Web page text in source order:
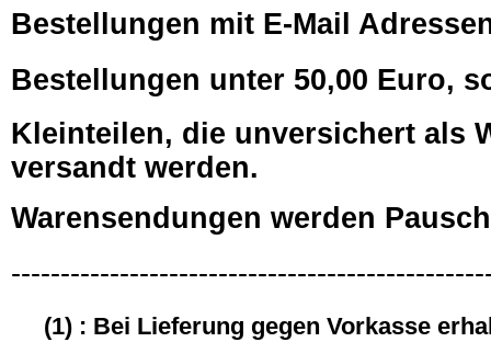
Bestellungen mit E-Mail
Bestellungen unter 50,00 Euro,
Kleinteilen, die unversichert als
versandt werden.
Warensendungen werden
(1) : Bei Lieferung gegen Vorkasse